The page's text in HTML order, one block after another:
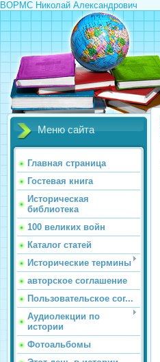
ВОРМС Николай Александрович
Меню сайта
Главная страница
Гостевая книга
Историческая
библиотека
100 великих войн
Каталог статей
Исторические термины
авторское соглашение
Пользовательское сог...
Аудиолекции по
истории
Фотоальбомы